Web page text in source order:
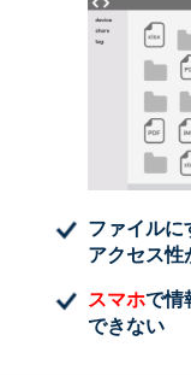
ファイルに
アクセス性
スマホで情
できない